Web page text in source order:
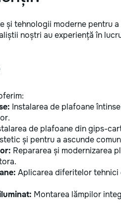
și tehnologii moderne pentru
noștri au experiență în
Instalarea de plafoane
de plafoane din gips-
și pentru a ascunde
Repararea și modernizarea
Aplicarea diferitelor tehnici
Montarea lămpilor